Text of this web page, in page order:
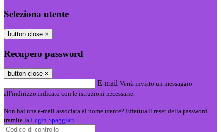
Seleziona utente
button close ×
Recupero password
button close ×
E-mail Verrà inviato un messaggio
all'indirizzo indicato con le istruzioni necessarie.
Non hai una e-mail associata al nome utente? Effettua il reset della password
tramite la Login Spaggiari